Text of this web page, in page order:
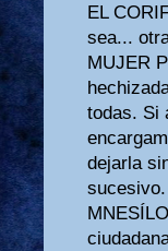
EL
sea...
MUJER
todas. Si
dejarla
sucesivo.